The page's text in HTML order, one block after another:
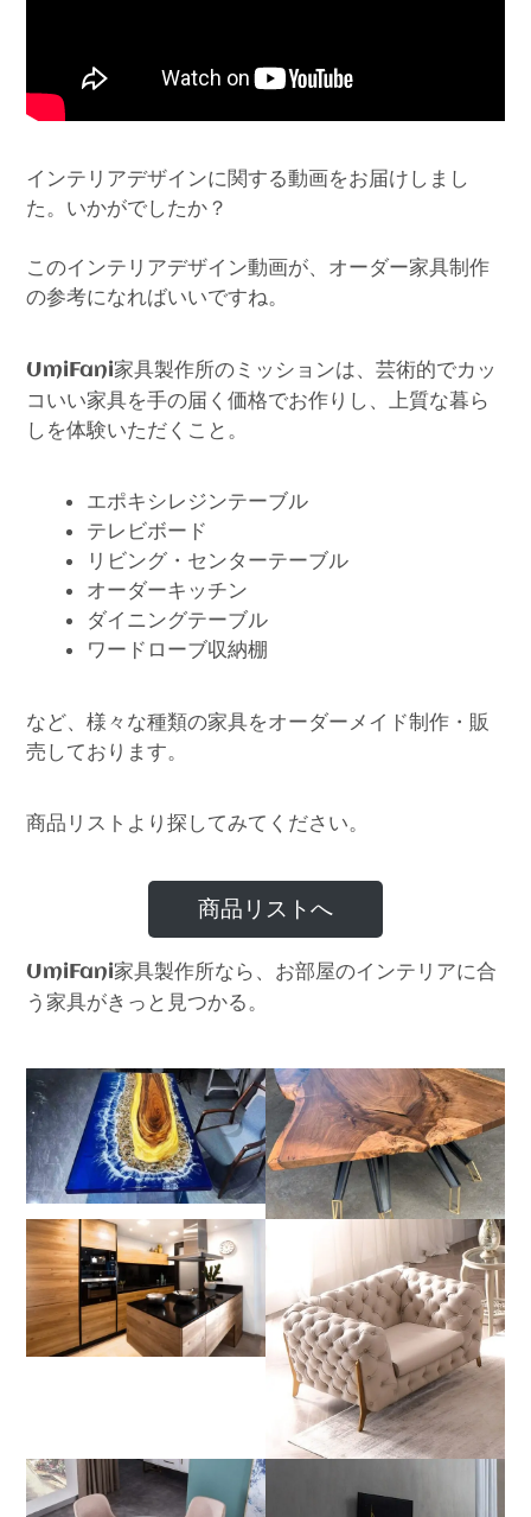
インテリアデザインに関する動画をお届けしまし
た。いかがでしたか？
このインテリアデザイン動画が、オーダー家具制作
の参考になればいいですね。
UmiFani家具製作所のミッションは、芸術的でカッ
コいい家具を手の届く価格でお作りし、上質な暮ら
しを体験いただくこと。
エポキシレジンテーブル
テレビボード
リビング・センターテーブル
オーダーキッチン
ダイニングテーブル
ワードローブ収納棚
など、様々な種類の家具をオーダーメイド制作・販
売しております。
商品リストより探してみてください。
商品リストへ
UmiFani家具製作所なら、お部屋のインテリアに合
う家具がきっと見つかる。